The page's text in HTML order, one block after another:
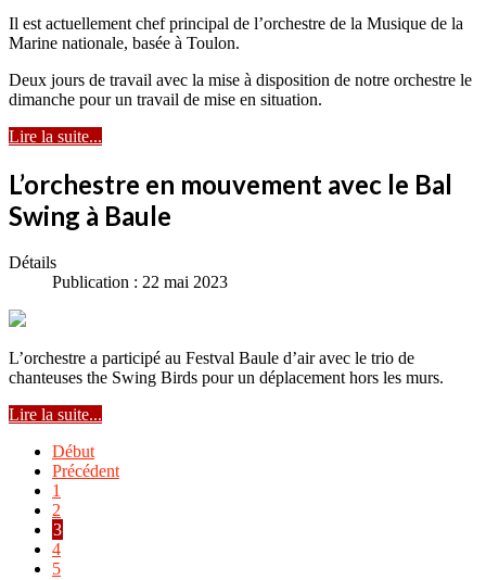
Il est actuellement chef principal de l’orchestre de la Musique de la
Marine nationale, basée à Toulon.
Deux jours de travail avec la mise à disposition de notre orchestre le
dimanche pour un travail de mise en situation.
Lire la suite...
L’orchestre en mouvement avec le Bal
Swing à Baule
Détails
Publication : 22 mai 2023
L’orchestre a participé au Festval Baule d’air avec le trio de
chanteuses the Swing Birds pour un déplacement hors les murs.
Lire la suite...
Début
Précédent
1
2
3
4
5